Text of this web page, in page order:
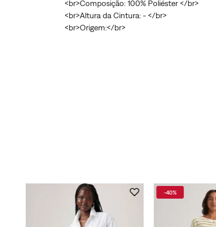
<br>Composição: 100% Poliéster </br>
<br>Altura da Cintura: - </br>
<br>Origem:</br>
-40%